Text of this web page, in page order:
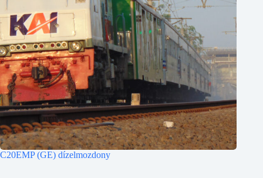
C20EMP (GE) dízelmozdony